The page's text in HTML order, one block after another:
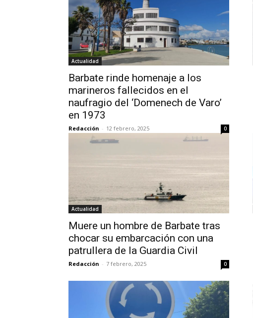
Actualidad
Barbate rinde homenaje a los
marineros fallecidos en el
naufragio del ‘Domenech de Varo’
en 1973
Redacción - 12 febrero, 2025 0
Actualidad
Muere un hombre de Barbate tras
chocar su embarcación con una
patrullera de la Guardia Civil
Redacción - 7 febrero, 2025 0